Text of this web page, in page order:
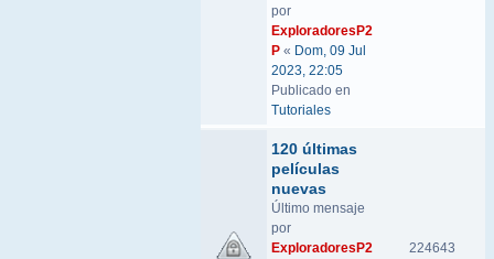
por
ExploradoresP2
P « Dom, 09 Jul
2023, 22:05
Publicado en
Tutoriales
120 últimas
películas
nuevas
Último mensaje
por
ExploradoresP2
224643